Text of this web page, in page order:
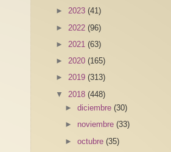
► 2023 (41)
► 2022 (96)
► 2021 (63)
► 2020 (165)
► 2019 (313)
▼ 2018 (448)
►diciembre(30)
► noviembre(33)
►octubre(35)